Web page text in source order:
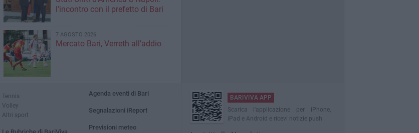
l'incontro con il prefetto di Bari
7 AGOSTO 2026
Mercato Bari, Verreth all'addio
Tennis
Volley
Altri sport
Agenda eventi di Bari
Segnalazioni iReport
Previsioni meteo
BARIVIVA APP
Scarica l'applicazione per iPhone,
iPad e Android e ricevi notizie push